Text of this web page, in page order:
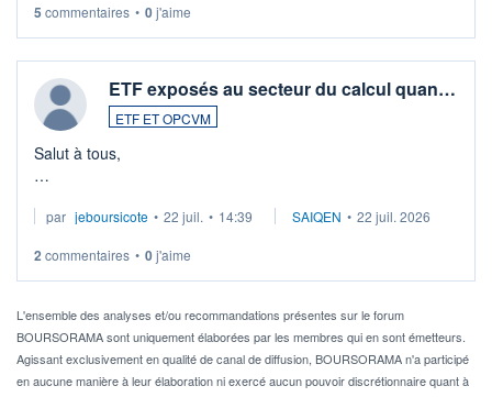
5 commentaires • 0j'aime
ETF exposés au secteur du calcul quan…
ETF ET OPCVM
Salut à tous,
via un ETF plutôt que des actions individuelles.
Idéalement, je voudrais qu'il soit éligible au PEA.
Pour l' ...
par jeboursicote • 22 juil. • 14:39 SAIQEN • 22 juil. 2026
2 commentaires • 0j'aime
L'ensemble des analyses et/ou recommandations présentes sur le forum
BOURSORAMA sont uniquement élaborées par les membres qui en sont émetteurs.
Agissant exclusivement en qualité de canal de diffusion, BOURSORAMA n'a participé
en aucune manière à leur élaboration ni exercé aucun pouvoir discrétionnaire quant à